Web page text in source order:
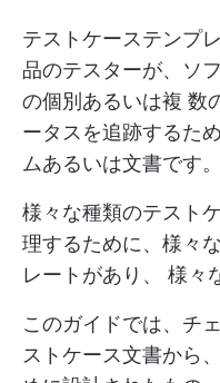
テストケーステンプ
品のテスターが、ソ
の個別あるいは複 数
ータスを追跡するた
ムあるいは文書です。
様々な種類のテスト
理するために、様々
レートがあり、 様々
このガイドでは、チ
ストケース文書から